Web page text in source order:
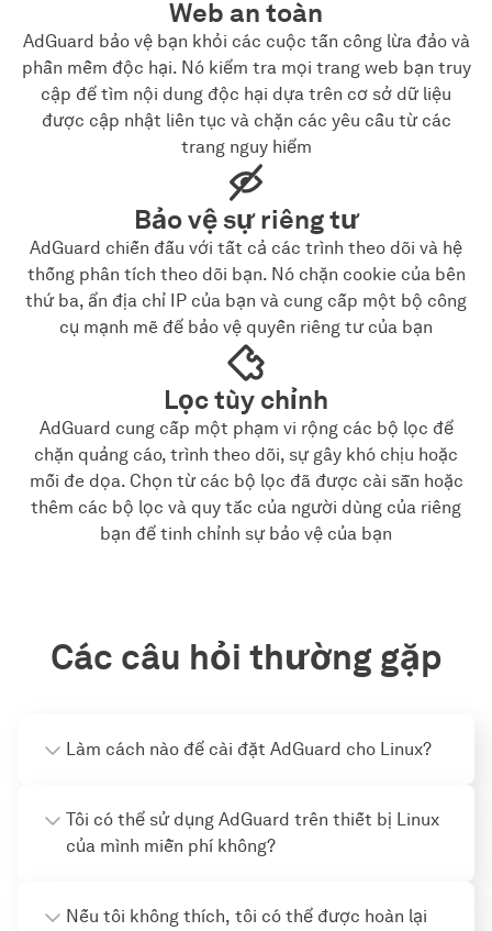
Web an toàn
AdGuard bảo vệ bạn khỏi các cuộc tấn công lừa đảo và
phần mềm độc hại. Nó kiểm tra mọi trang web bạn truy
cập để tìm nội dung độc hại dựa trên cơ sở dữ liệu
được cập nhật liên tục và chặn các yêu cầu từ các
trang nguy hiểm
Bảo vệ sự riêng tư
AdGuard chiến đấu với tất cả các trình theo dõi và hệ
thống phân tích theo dõi bạn. Nó chặn cookie của bên
thứ ba, ẩn địa chỉ IP của bạn và cung cấp một bộ công
cụ mạnh mẽ để bảo vệ quyền riêng tư của bạn
Lọc tùy chỉnh
AdGuard cung cấp một phạm vi rộng các bộ lọc để
chặn quảng cáo, trình theo dõi, sự gây khó chịu hoặc
mối đe dọa. Chọn từ các bộ lọc đã được cài sẵn hoặc
thêm các bộ lọc và quy tắc của người dùng của riêng
bạn để tinh chỉnh sự bảo vệ của bạn
Các câu hỏi thường gặp
Làm cách nào để cài đặt AdGuard cho Linux?
Tôi có thể sử dụng AdGuard trên thiết bị Linux
của mình miễn phí không?
Nếu tôi không thích, tôi có thể được hoàn lại